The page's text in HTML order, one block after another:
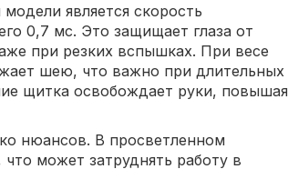
является скорость
0,7 мс. Это защищает глаза от
при резких вспышках. При весе
шею, что важно при длительных
щитка освобождает руки, повышая
нюансов. В просветленном
может затруднять работу в